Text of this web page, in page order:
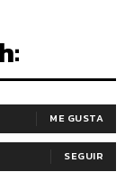
ME GUSTA
SEGUIR